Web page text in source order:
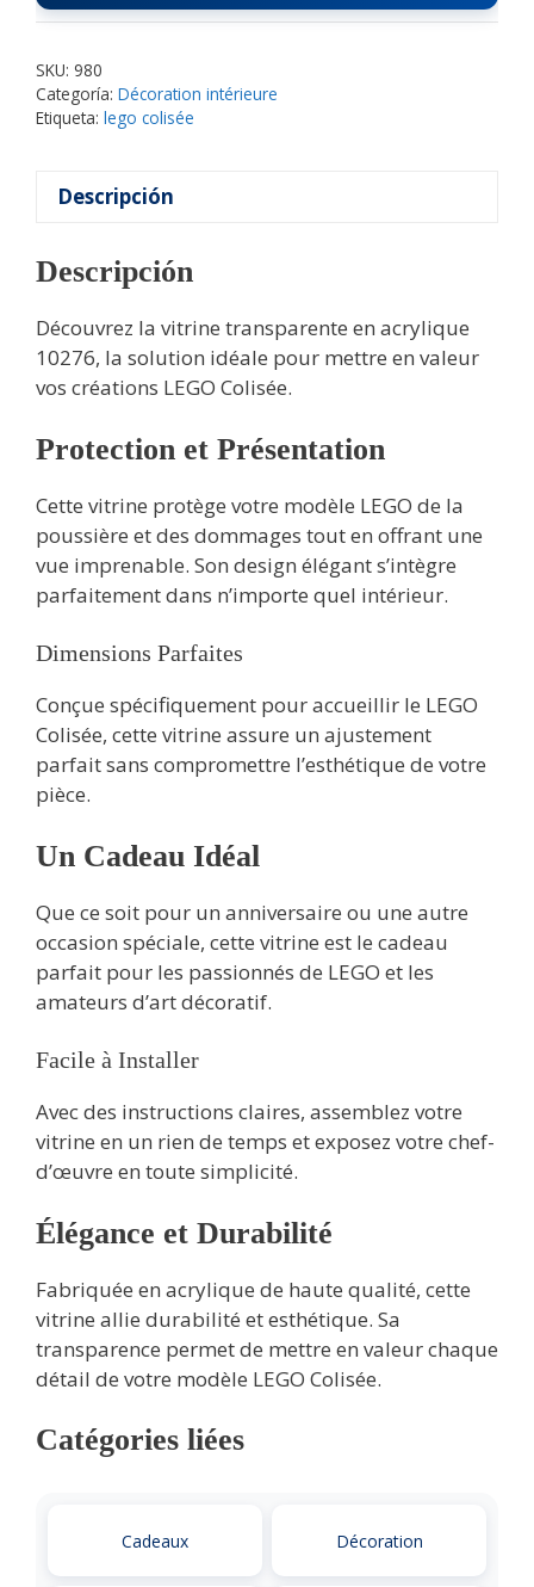
SKU: 980
Categoría: Décoration intérieure
Etiqueta: lego colisée
Descripción
Descripción
Découvrez la vitrine transparente en acrylique
10276, la solution idéale pour mettre en valeur
vos créations LEGO Colisée.
Protection et Présentation
Cette vitrine protège votre modèle LEGO de la
poussière et des dommages tout en offrant une
vue imprenable. Son design élégant s’intègre
parfaitement dans n’importe quel intérieur.
Dimensions Parfaites
Conçue spécifiquement pour accueillir le LEGO
Colisée, cette vitrine assure un ajustement
parfait sans compromettre l’esthétique de votre
pièce.
Un Cadeau Idéal
Que ce soit pour un anniversaire ou une autre
occasion spéciale, cette vitrine est le cadeau
parfait pour les passionnés de LEGO et les
amateurs d’art décoratif.
Facile à Installer
Avec des instructions claires, assemblez votre
vitrine en un rien de temps et exposez votre chef-
d’œuvre en toute simplicité.
Élégance et Durabilité
Fabriquée en acrylique de haute qualité, cette
vitrine allie durabilité et esthétique. Sa
transparence permet de mettre en valeur chaque
détail de votre modèle LEGO Colisée.
Catégories liées
Cadeaux Décoration